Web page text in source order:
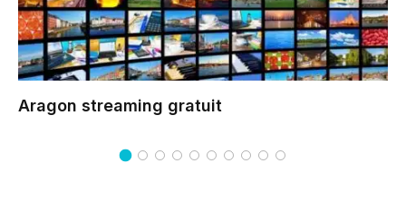
Aragon streaming gratuit